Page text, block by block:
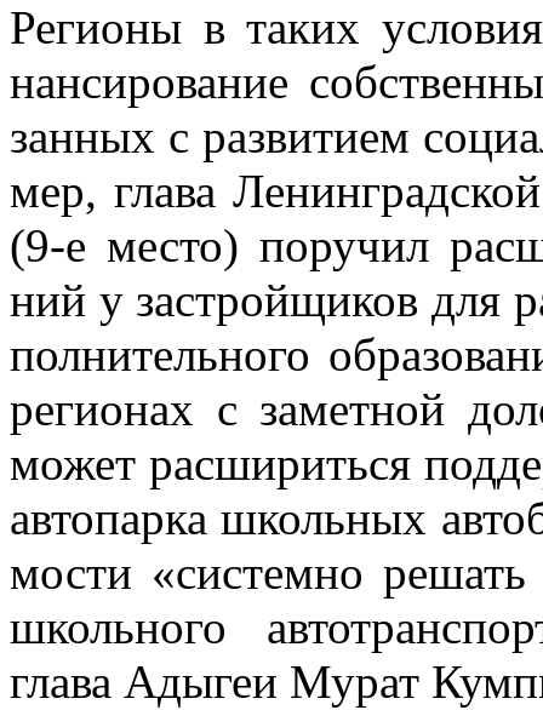
Ре­ги­о­ны в та­ких
нан­си­ро­ва­ние
зан­ных с раз­ви­ти­ем
мер, гла­ва
(9-е ме­сто) по­ру­чил
ний у за­строй­щи­ков для
пол­ни­тель­но­го
ре­ги­о­нах с за­мет­ной
мо­жет рас­ши­рить­ся
ав­то­пар­ка школь­ных
мо­сти «си­стем­но
школь­но­го
гла­ва Ады­геи Му­рат